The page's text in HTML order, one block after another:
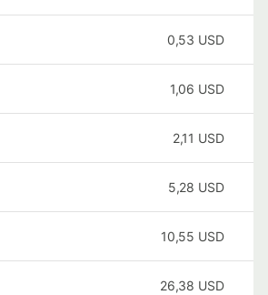
0,53 USD
1,06 USD
2,11 USD
5,28 USD
10,55 USD
26,38 USD